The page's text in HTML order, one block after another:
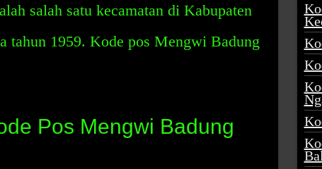
salah satu kecamatan di Kabupaten
tahun 1959. Kode pos Mengwi Badung
Pos Mengwi Badung